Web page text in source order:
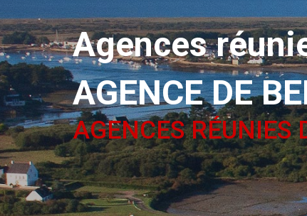
Agences
AGENCE DE
AGENCES RÉUNIES